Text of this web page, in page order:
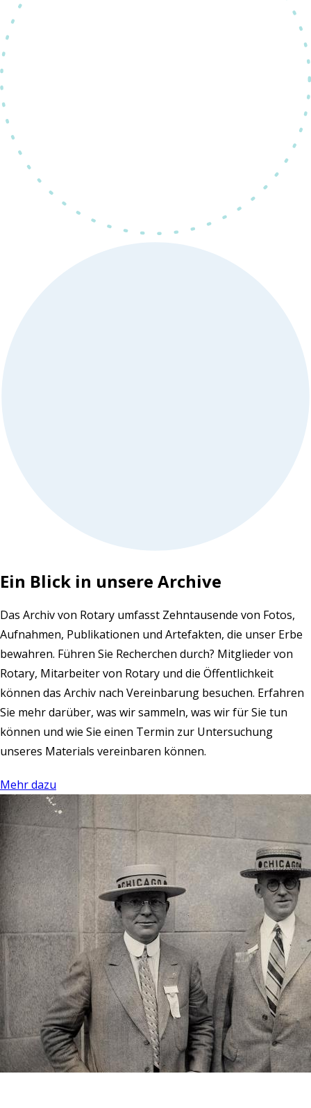
Ein Blick in unsere Archive
Das Archiv von Rotary umfasst Zehntausende von Fotos,
Aufnahmen, Publikationen und Artefakten, die unser Erbe
bewahren. Führen Sie Recherchen durch? Mitglieder von
Rotary, Mitarbeiter von Rotary und die Öffentlichkeit
können das Archiv nach Vereinbarung besuchen. Erfahren
Sie mehr darüber, was wir sammeln, was wir für Sie tun
können und wie Sie einen Termin zur Untersuchung
unseres Materials vereinbaren können.
Mehr dazu